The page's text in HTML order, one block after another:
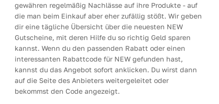
gewähren regelmäßig Nachlässe auf ihre Produkte - auf
die man beim Einkauf aber eher zufällig stößt. Wir geben
dir eine tägliche Übersicht über die neuesten NEW
Gutscheine, mit deren Hilfe du so richtig Geld sparen
kannst. Wenn du den passenden Rabatt oder einen
interessanten Rabattcode für NEW gefunden hast,
kannst du das Angebot sofort anklicken. Du wirst dann
auf die Seite des Anbieters weitergeleitet oder
bekommst den Code angezeigt.